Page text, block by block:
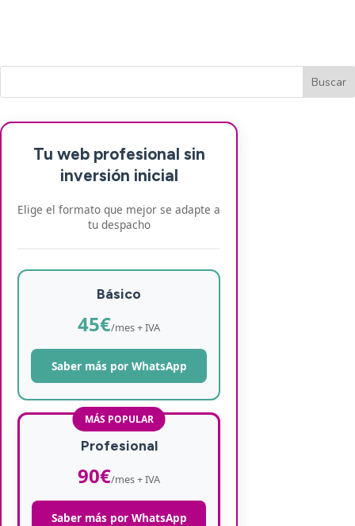
Tu web profesional sin
inversión inicial
Elige el formato que mejor se adapte a
tu despacho
Básico
45€/mes + IVA
Saber más por WhatsApp
MÁS POPULAR
Profesional
90€/mes + IVA
Saber más por WhatsApp